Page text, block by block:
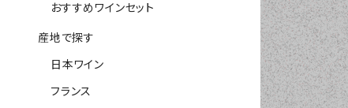
おすすめワインセット
産地で探す
日本ワイン
フランス